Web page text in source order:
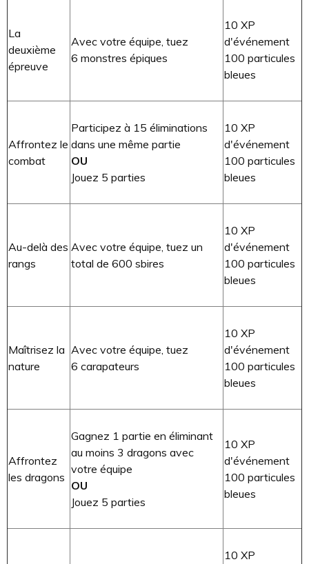
La
deuxième
épreuve
Avec votre équipe, tuez
6 monstres épiques
10 XP
d'événement
100 particules
bleues
Affrontez le
combat
Participez à 15 éliminations
dans une même partie
OU
Jouez 5 parties
10 XP
d'événement
100 particules
bleues
Au-delà des
rangs
Avec votre équipe, tuez un
total de 600 sbires
10 XP
d'événement
100 particules
bleues
Maîtrisez la
nature
Avec votre équipe, tuez
6 carapateurs
10 XP
d'événement
100 particules
bleues
Affrontez
les dragons
Gagnez 1 partie en éliminant
au moins 3 dragons avec
votre équipe
OU
Jouez 5 parties
10 XP
d'événement
100 particules
bleues
10 XP